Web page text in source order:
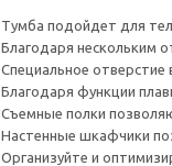
Тумба подойдет для
Благодаря нескольким
Специальное отверстие
Благодаря функции
Съемные полки
Настенные шкафчики
Организуйте и